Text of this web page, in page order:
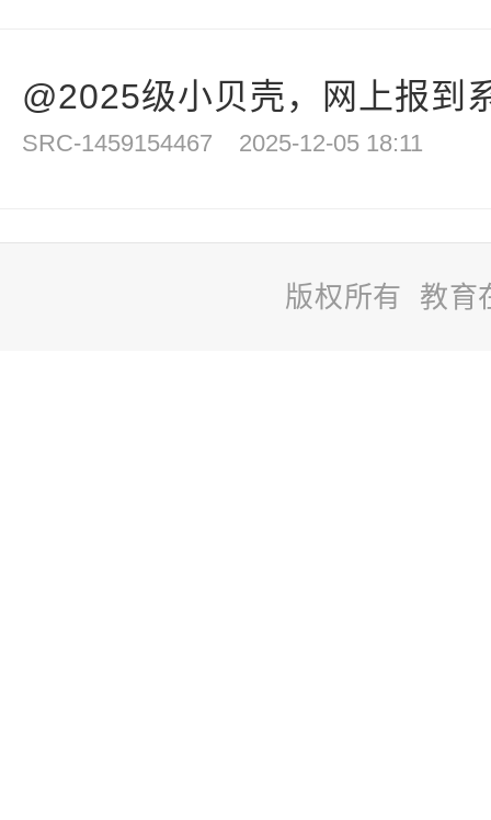
@2025级小贝壳，网上报到
SRC-1459154467 2025-12-05 18:11
版权所有 教育